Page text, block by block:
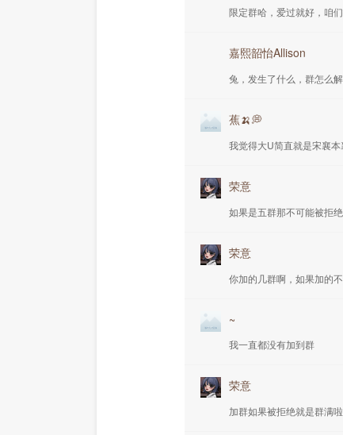
限定群哈，爱过就好，咱
嘉熙韶怡Allison
兔，发生了什么，群怎么
蕉🍌💭
我觉得大U简直就是宋襄
荣意
如果是五群那不可能被拒绝
荣意
你加的几群啊，如果加的
~
我一直都没有加到群
荣意
加群如果被拒绝就是群满